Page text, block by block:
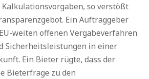
so verstößt
Ein Auftraggeber
weiten offenen Vergabeverfahren
Sicherheitsleistungen in einer
Ein Bieter rügte, dass der
Bieterfrage zu den